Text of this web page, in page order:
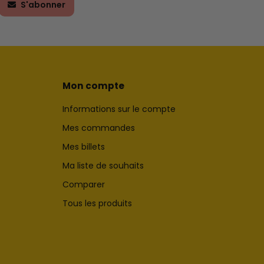
S'abonner
Mon compte
Informations sur le compte
Mes commandes
Mes billets
Ma liste de souhaits
Comparer
Tous les produits